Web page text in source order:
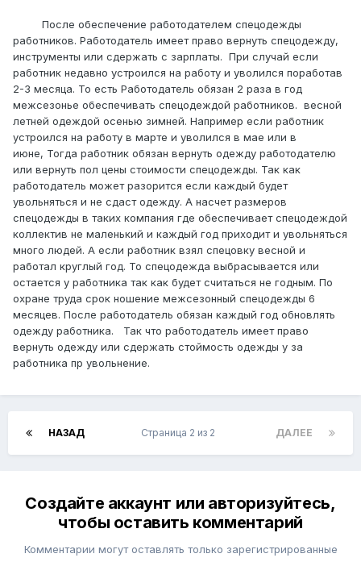
После обеспечение работодателем спецодежды
работников. Работодатель имеет право вернуть спецодежду,
инструменты или сдержать с зарплаты. При случай если
работник недавно устроился на работу и уволился поработав
2-3 месяца. То есть Работодатель обязан 2 раза в год
межсезонье обеспечивать спецодеждой работников. весной
летней одеждой осенью зимней. Например если работник
устроился на работу в марте и уволился в мае или в
июне, Тогда работник обязан вернуть одежду работодателю
или вернуть пол цены стоимости спецодежды. Так как
работодатель может разорится если каждый будет
увольняться и не сдаст одежду. А насчет размеров
спецодежды в таких компания где обеспечивает спецодеждой
коллектив не маленький и каждый год приходит и увольняться
много людей. А если работник взял спецовку весной и
работал круглый год. То спецодежда выбрасывается или
остается у работника так как будет считаться не годным. По
охране труда срок ношение межсезонный спецодежды 6
месяцев. После работодатель обязан каждый год обновлять
одежду работника. Так что работодатель имеет право
вернуть одежду или сдержать стоймость одежды у за
работника пр увольнение.
НАЗАД ДАЛЕЕ
Страница 2 из 2
Создайте аккаунт или авторизуйтесь,
чтобы оставить комментарий
Комментарии могут оставлять только зарегистрированные